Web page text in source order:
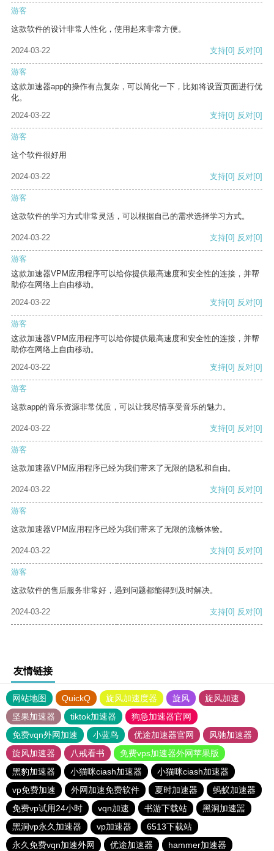
游客
这款软件的设计非常人性化，使用起来非常方便。
2024-03-22 支持[0] 反对[0]
游客
这款加速器app的操作有点复杂，可以简化一下，比如将设置页面进行优
化。
2024-03-22
支持[0] 反对[0]
游客
这个软件很好用
2024-03-22 支持[0] 反对[0]
游客
这款软件的学习方式非常灵活，可以根据自己的需求选择学习方式。
2024-03-22 支持[0] 反对[0]
游客
这款加速器VPM应用程序可以给你提供最高速度和安全性的连接，并帮
助你在网络上自由移动。
2024-03-22
支持[0] 反对[0]
游客
这款加速器VPM应用程序可以给你提供最高速度和安全性的连接，并帮
助你在网络上自由移动。
2024-03-22
支持[0] 反对[0]
游客
这款app的音乐资源非常优质，可以让我尽情享受音乐的魅力。
2024-03-22 支持[0] 反对[0]
游客
这款加速器VPM应用程序已经为我们带来了无限的隐私和自由。
2024-03-22 支持[0] 反对[0]
游客
这款加速器VPM应用程序已经为我们带来了无限的流畅体验。
2024-03-22 支持[0] 反对[0]
游客
这款软件的售后服务非常好，遇到问题都能得到及时解决。
2024-03-22 支持[0] 反对[0]
友情链接
网站地图 QuickQ 旋风加速度器 旋风
旋风加速
坚果加速器
tiktok加速器
狗急加速器官网
免费vqn外网加速
小蓝鸟 优途加速器官网
风驰加速器
旋风加速器
八戒看书
免费vps加速器外网苹果版
黑豹加速器
小猫咪ciash加速器
小猫咪ciash加速器
vp免费加速
外网加速免费软件 夏时加速器
蚂蚁加速器
免费vp试用24小时
vqn加速 书游下载站
黑洞加速噐
黑洞vp永久加速器
vp加速器
6513下载站
永久免费vqn加速外网
优途加速器 hammer加速器